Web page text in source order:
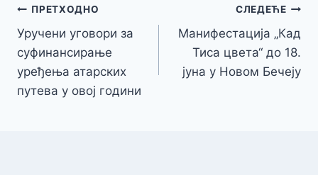
Кретање
чланка
ПРЕТХОДНО
Уручени уговори за
суфинансирање
уређења атарских
путева у овој години
СЛЕДЕЋЕ
Манифестација „Кад
Тиса цвета“ до 18.
јуна у Новом Бечеју